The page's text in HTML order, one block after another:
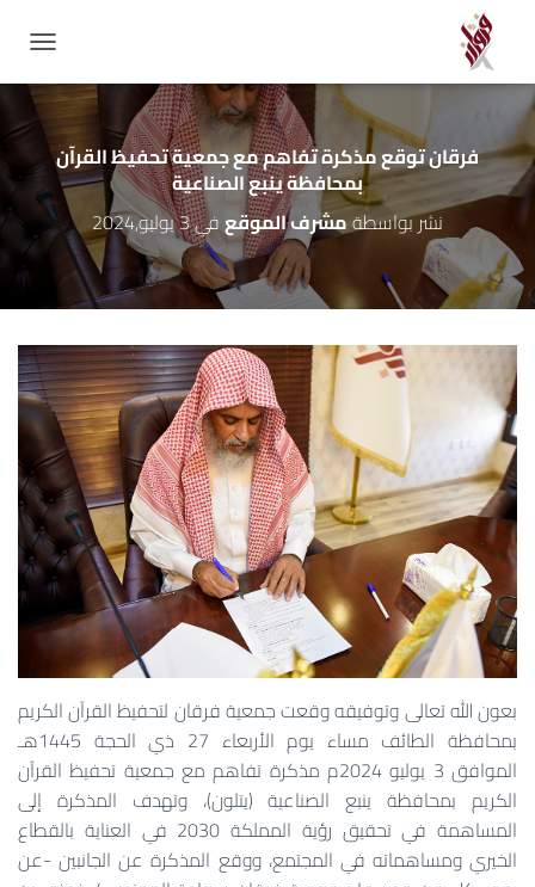
فرقان توقع مذكرة تفاهم مع جمعية تحفيظ القرآن
بمحافظة ينبع الصناعية
نشر بواسطةمشرف الموقعفي3 يوليو,2024
بعون الله تعالى وتوفيقه وقعت جمعية فرقان لتحفيظ القرآن الكريم
بمحافظة الطائف مساء يوم الأربعاء 27 ذي الحجة 1445هـ
الموافق 3 يوليو 2024م مذكرة تفاهم مع جمعية تحفيظ القرآن
الكريم بمحافظة ينبع الصناعية (يتلون)، وتهدف المذكرة إلى
المساهمة في تحقيق رؤية المملكة 2030 في العناية بالقطاع
الخيري ومساهماته في المجتمع، ووقع المذكرة عن الجانبين -عن